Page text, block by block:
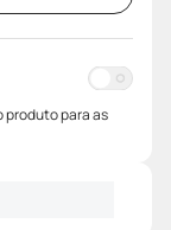
produto para as